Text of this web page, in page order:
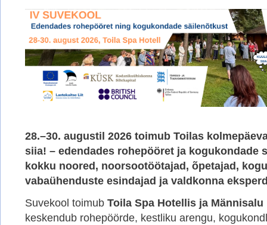
28.–30. augustil 2026 toimub Toilas
siia! – edendades rohepööret ja kogukondade
kokku noored, noorsootöötajad, õpetajad,
vabaühenduste esindajad ja valdkonna
Suvekool toimub Toila Spa Hotellis ja
keskendub rohepöörde, kestliku arengu,